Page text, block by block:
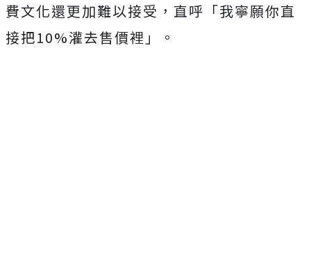
費文化還更加難以接受，直呼「我寧願你直
接把10%灌去售價裡」。